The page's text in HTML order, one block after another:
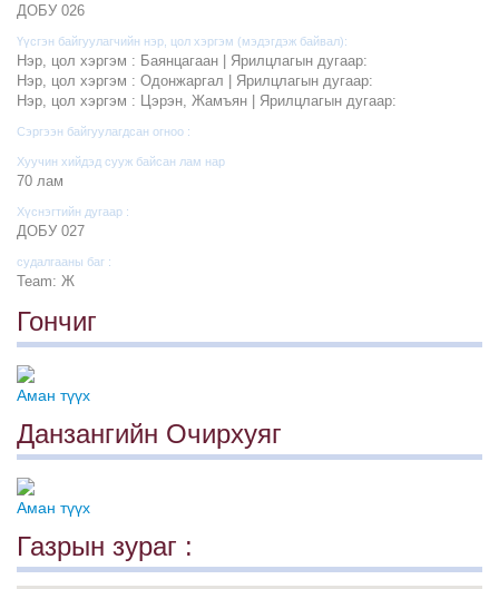
ДОБУ 026
Үүсгэн байгуулагчийн нэр, цол хэргэм (мэдэгдэж байвал):
Нэр, цол хэргэм : Баянцагаан | Ярилцлагын дугаар:
Нэр, цол хэргэм : Одонжаргал | Ярилцлагын дугаар:
Нэр, цол хэргэм : Цэрэн, Жамъян | Ярилцлагын дугаар:
Сэргээн байгуулагдсан огноо :
Хуучин хийдэд сууж байсан лам нар
70 лам
Хүснэгтийн дугаар :
ДОБУ 027
судалгааны баг :
Team: Ж
Гончиг
Аман түүх
Данзангийн Очирхуяг
Аман түүх
Газрын зураг :